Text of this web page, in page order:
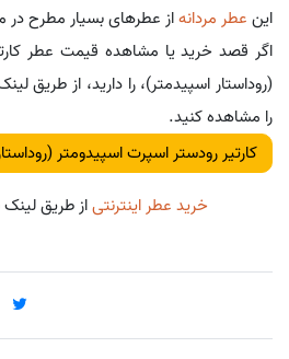
این عطر مردانهاز عطرهای بسیار مطرح در
اگر قصد خرید یا مشاهده قیمت عطر
(روداستار اسپیدمتر)، را دارید، از طریق
را مشاهده کنید.
کارتیر رودستر اسپرت اسپیدومتر
خرید عطر اینترنتیاز طریق لینک